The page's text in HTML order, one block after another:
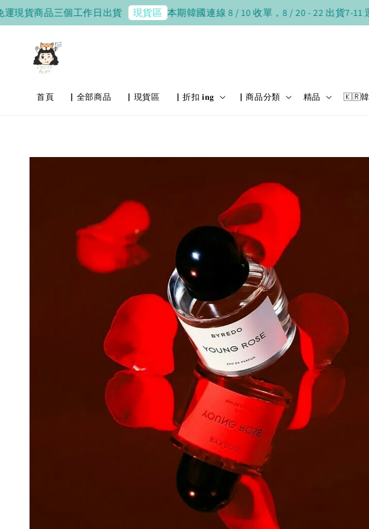
商品三個工作日出貨 現貨區 本期韓國連線 8 / 10 收單，8 / 20 - 22 出貨7-11 運費
首頁 ▏全部商品 ▏現貨區 ▏折扣 𝐢𝐧𝐠 ▏商品分類 精品 🇰🇷韓